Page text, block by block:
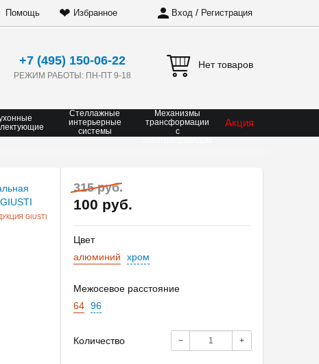
Помощь ❤ Избранное Вход / Регистрация
+7 (495) 150-06-22
РЕЖИМ РАБОТЫ: ПН-ПТ 9-18
Нет товаров
Стеллажные
интерьерные
системы
Механизмы
трансформации
с
Акция
GIUSTI
315 руб.
100 руб.
Цвет
алюминий
хром
Межосевое расстояние
64 96
Количество − +